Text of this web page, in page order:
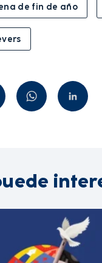
de fin de año